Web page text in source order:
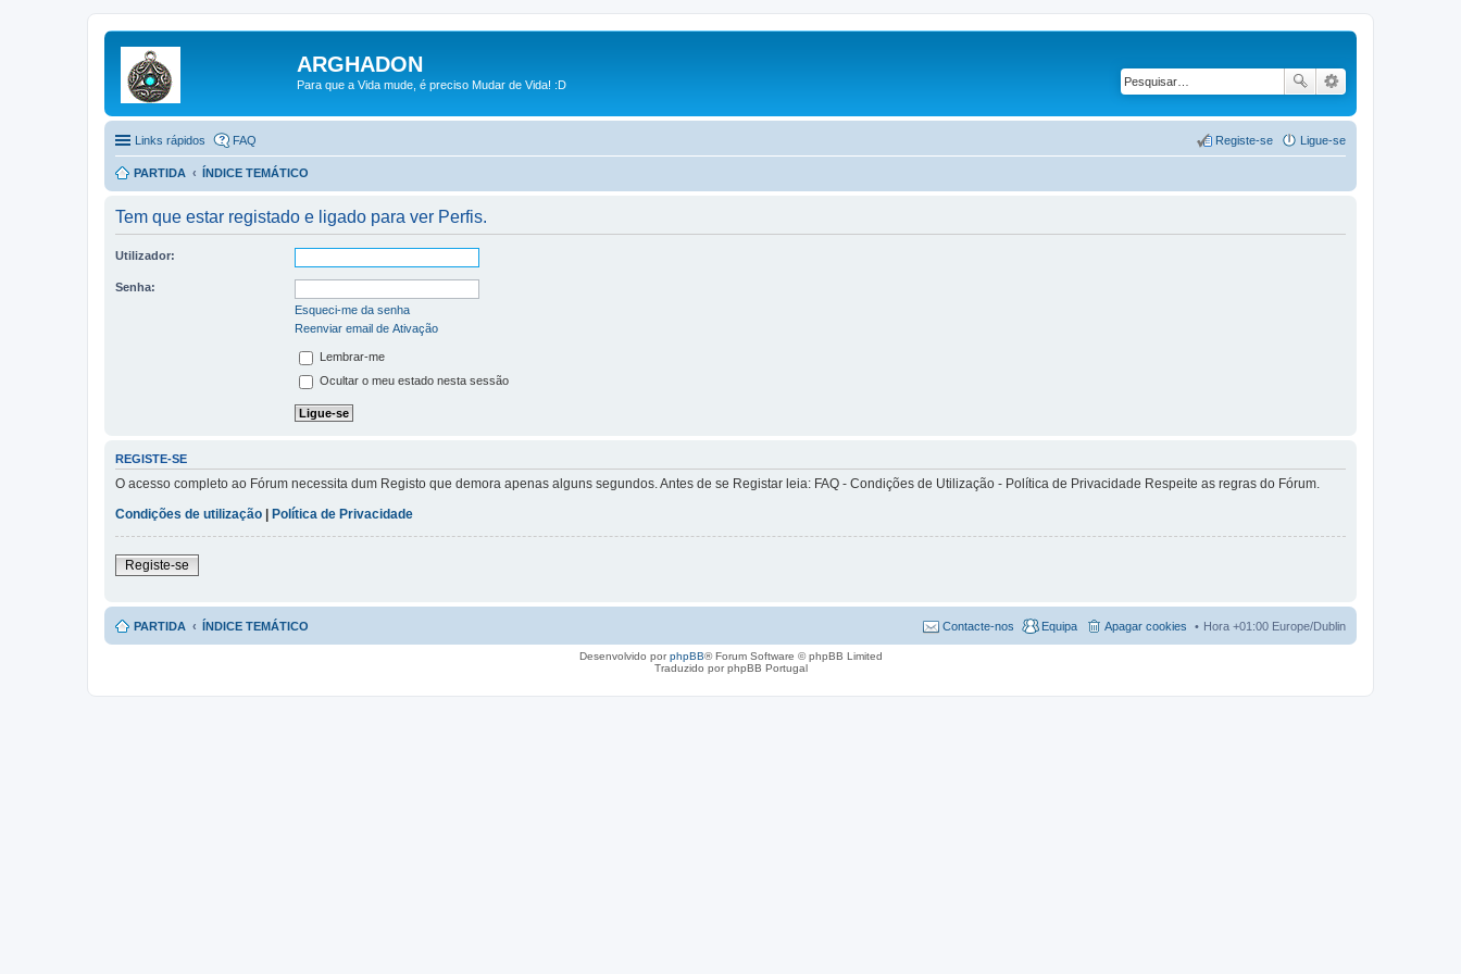
ARGHADON
Para que a Vida mude, é preciso Mudar de Vida! :D
Links rápidos FAQ Ligue-se
Registe-se
PARTIDA ÍNDICE TEMÁTICO
Tem que estar registado e ligado para ver Perfis.
Utilizador:
Senha:
Esqueci-me da senha
Reenviar email de Ativação
Lembrar-me
Ocultar o meu estado nesta sessão
REGISTE-SE
O acesso completo ao Fórum necessita dum Registo que demora apenas alguns segundos. Antes de se Registar leia: FAQ - Condições de Utilização - Política de Privacidade Respeite as regras do Fórum.
Condições de utilização
Política de Privacidade
Registe-se
PARTIDA ÍNDICE TEMÁTICO Hora +01:00 Europe/Dublin
Apagar cookies
Equipa
Contacte-nos
Desenvolvido porphpBB® Forum Software © phpBB Limited
Traduzido por phpBB Portugal